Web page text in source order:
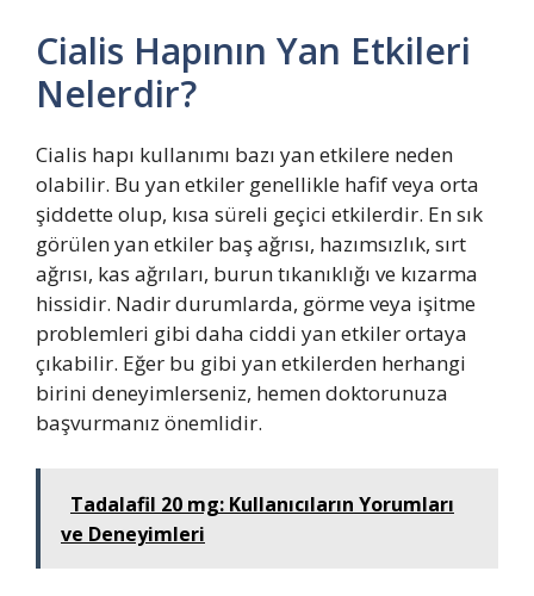
Cialis Hapının Yan Etkileri
Nelerdir?
Cialis hapı kullanımı bazı yan etkilere neden
olabilir. Bu yan etkiler genellikle hafif veya orta
şiddette olup, kısa süreli geçici etkilerdir. En sık
görülen yan etkiler baş ağrısı, hazımsızlık, sırt
ağrısı, kas ağrıları, burun tıkanıklığı ve kızarma
hissidir. Nadir durumlarda, görme veya işitme
problemleri gibi daha ciddi yan etkiler ortaya
çıkabilir. Eğer bu gibi yan etkilerden herhangi
birini deneyimlerseniz, hemen doktorunuza
başvurmanız önemlidir.
Tadalafil 20 mg: Kullanıcıların Yorumları
ve Deneyimleri